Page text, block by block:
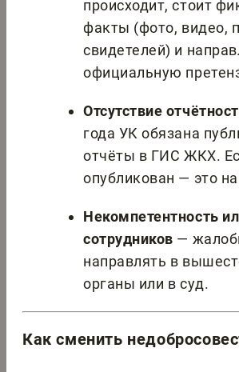
происходит, стоит
факты (фото, видео,
свидетелей) и
официальную
Отсутствие
года УК обязана
отчёты в ГИС ЖКХ.
опубликован — это
Некомпетентность
сотрудников —
направлять в
органы или в суд.
Как сменить